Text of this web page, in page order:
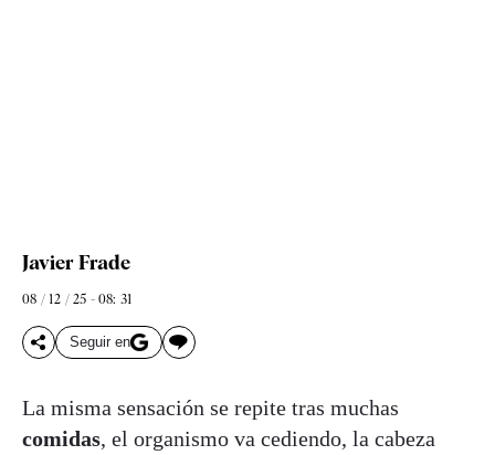
Javier Frade
08 / 12 / 25 - 08: 31
Seguir en
La misma sensación se repite tras muchas
comidas, el organismo va cediendo, la cabeza